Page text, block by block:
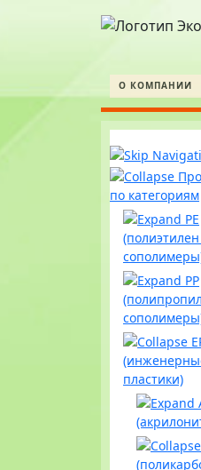
О КОМПАНИИ